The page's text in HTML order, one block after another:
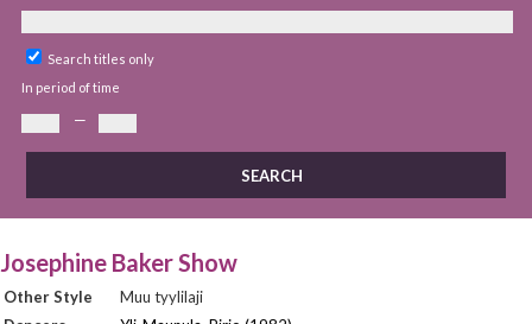
Search titles only
In period of time
—
Josephine Baker Show
Other Style
Muu tyylilaji